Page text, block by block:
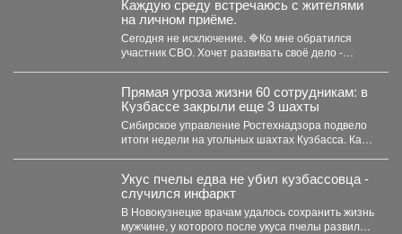
Каждую среду встречаюсь с жителями
на личном приёме.
Сегодня не исключение. 🔷Ко мне обратился
участник СВО. Хочет развивать своё дело -
Прямая угроза жизни 60 сотрудникам: в
Кузбассе закрыли еще 3 шахты
Сибирское управление Ростехнадзора подвело
итоги недели на угольных шахтах Кузбасса. Как
Укус пчелы едва не убил кузбассовца -
случился инфаркт
В Новокузнецке врачам удалось сохранить жизнь
мужчине, у которого после укуса пчелы развился